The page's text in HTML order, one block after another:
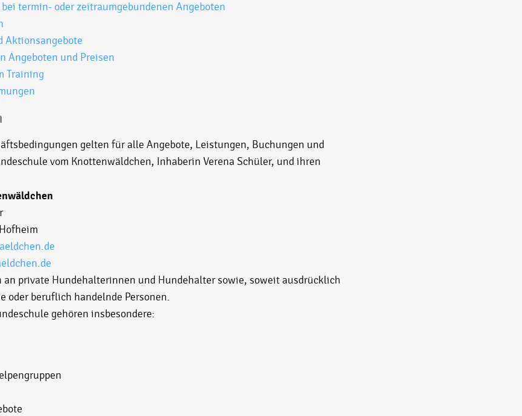
termin- oder zeitraumgebundenen Angeboten
Aktionsangebote
Angeboten und Preisen
Training
gelten für alle Angebote, Leistungen, Buchungen und
vom Knottenwäldchen, Inhaberin Verena Schüler, und ihren
an private Hundehalterinnen und Hundehalter sowie, soweit ausdrücklich
oder beruflich handelnde Personen.
gehören insbesondere: